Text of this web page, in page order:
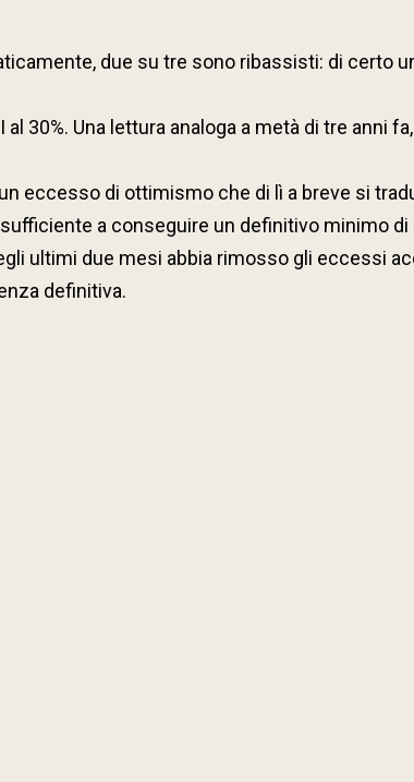
due su tre sono ribassisti: di certo
30%. Una lettura analoga a metà di tre anni
eccesso di ottimismo che di lì a breve si
a conseguire un definitivo minimo di
ultimi due mesi abbia rimosso gli eccessi
definitiva.